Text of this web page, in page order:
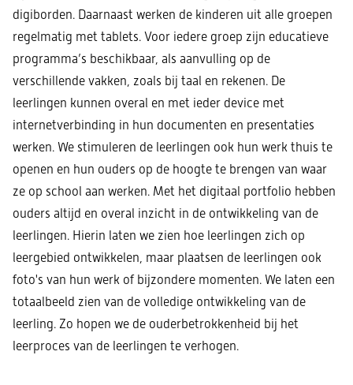
digiborden. Daarnaast werken de kinderen uit alle groepen
regelmatig met tablets. Voor iedere groep zijn educatieve
programma’s beschikbaar, als aanvulling op de
verschillende vakken, zoals bij taal en rekenen. De
leerlingen kunnen overal en met ieder device met
internetverbinding in hun documenten en presentaties
werken. We stimuleren de leerlingen ook hun werk thuis te
openen en hun ouders op de hoogte te brengen van waar
ze op school aan werken. Met het digitaal portfolio hebben
ouders altijd en overal inzicht in de ontwikkeling van de
leerlingen. Hierin laten we zien hoe leerlingen zich op
leergebied ontwikkelen, maar plaatsen de leerlingen ook
foto's van hun werk of bijzondere momenten. We laten een
totaalbeeld zien van de volledige ontwikkeling van de
leerling. Zo hopen we de ouderbetrokkenheid bij het
leerproces van de leerlingen te verhogen.